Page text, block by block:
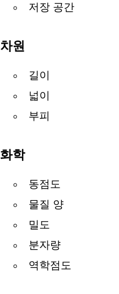
저장 공간
차원
길이
넓이
부피
화학
동점도
물질 양
밀도
분자량
역학점도